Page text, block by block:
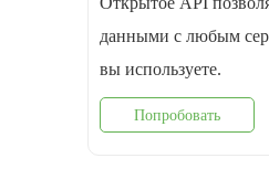
данными с любым
вы используете.
Попробовать